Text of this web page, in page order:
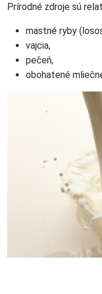
Prírodné zdroje sú
mastné ryby
vajcia,
pečeň,
obohatené